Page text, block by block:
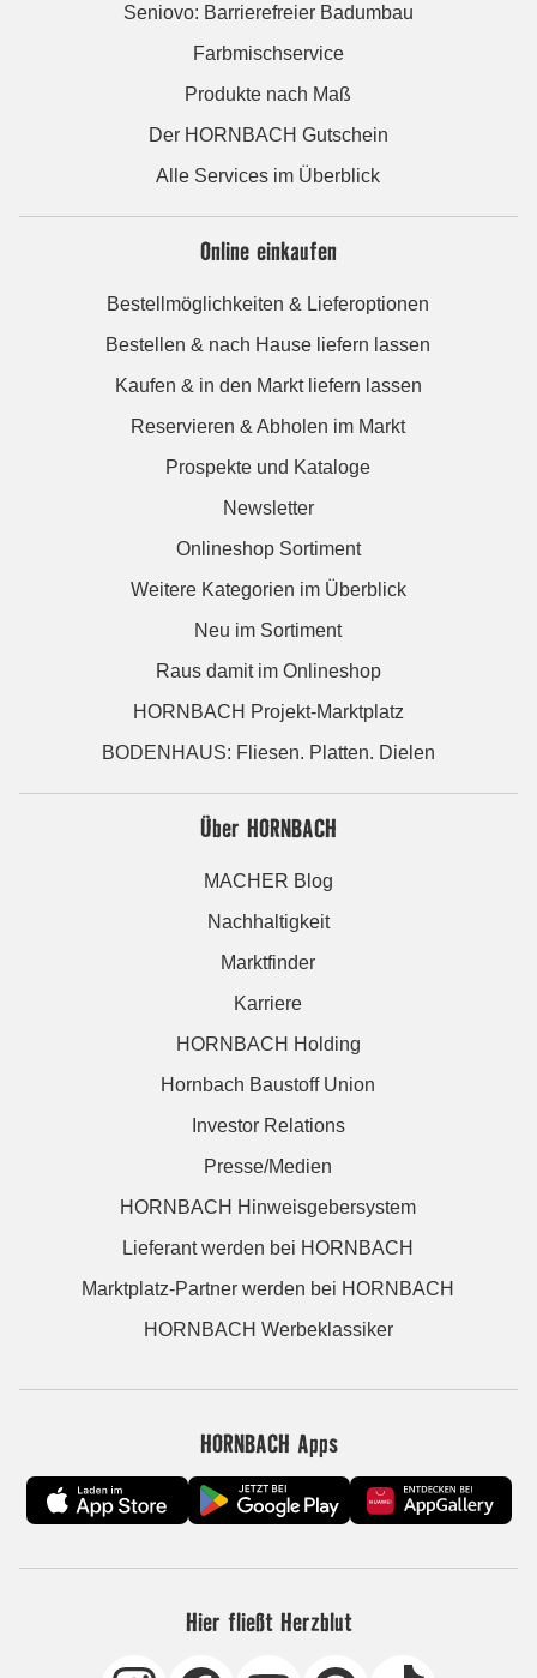
Seniovo: Barrierefreier Badumbau
Farbmischservice
Produkte nach Maß
Der HORNBACH Gutschein
Alle Services im Überblick
Online einkaufen
Bestellmöglichkeiten & Lieferoptionen
Bestellen & nach Hause liefern lassen
Kaufen & in den Markt liefern lassen
Reservieren & Abholen im Markt
Prospekte und Kataloge
Newsletter
Onlineshop Sortiment
Weitere Kategorien im Überblick
Neu im Sortiment
Raus damit im Onlineshop
HORNBACH Projekt-Marktplatz
BODENHAUS: Fliesen. Platten. Dielen
Über HORNBACH
MACHER Blog
Nachhaltigkeit
Marktfinder
Karriere
HORNBACH Holding
Hornbach Baustoff Union
Investor Relations
Presse/Medien
HORNBACH Hinweisgebersystem
Lieferant werden bei HORNBACH
Marktplatz-Partner werden bei HORNBACH
HORNBACH Werbeklassiker
HORNBACH Apps
Hier fließt Herzblut